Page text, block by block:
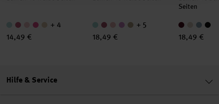
+ 4
14,49 €
+ 5
18,49 €
Seiten
18,49 €
Hilfe & Service